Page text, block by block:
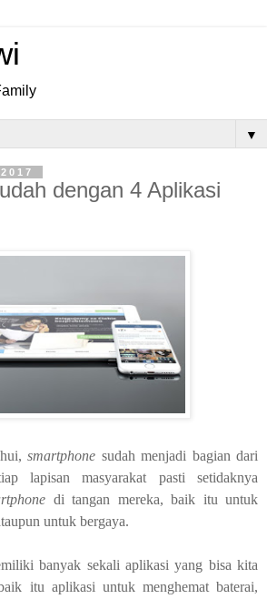
▼
dengan 4 Aplikasi
smartphone sudah menjadi bagian dari
lapisan masyarakat pasti setidaknya
di tangan mereka, baik itu untuk
untuk bergaya.
banyak sekali aplikasi yang bisa kita
itu aplikasi untuk menghemat baterai,